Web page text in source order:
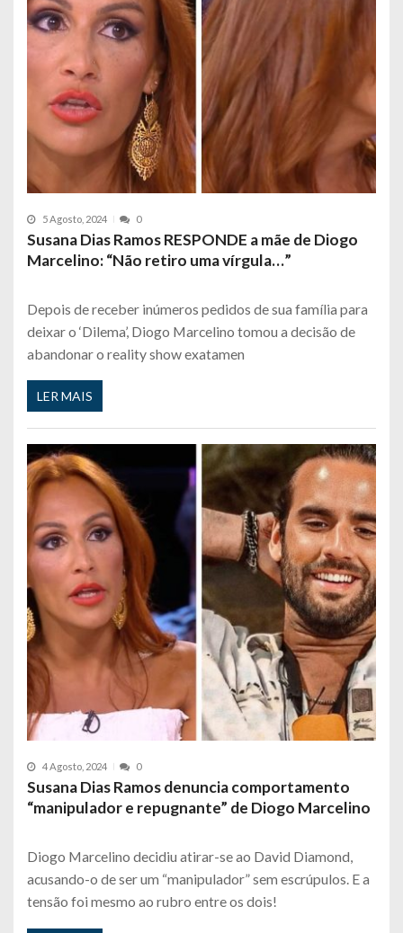
5 Agosto, 2024 0
Susana Dias Ramos RESPONDE a mãe de Diogo
Marcelino: “Não retiro uma vírgula…”
Depois de receber inúmeros pedidos de sua família para
deixar o ‘Dilema’, Diogo Marcelino tomou a decisão de
abandonar o reality show exatamen
LER MAIS
4 Agosto, 2024 0
Susana Dias Ramos denuncia comportamento
“manipulador e repugnante” de Diogo Marcelino
Diogo Marcelino decidiu atirar-se ao David Diamond,
acusando-o de ser um “manipulador” sem escrúpulos. E a
tensão foi mesmo ao rubro entre os dois!